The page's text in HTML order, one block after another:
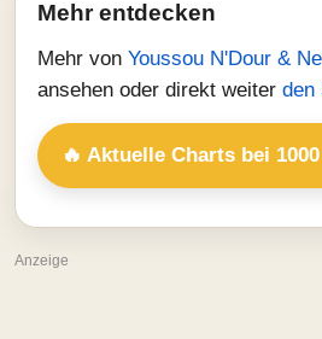
Mehr entdecken
Mehr von Youssou N'Dour &
ansehen oder direkt weiter den
🔥 Aktuelle Charts bei
Anzeige